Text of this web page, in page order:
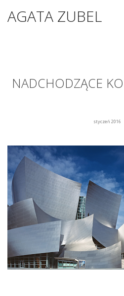
AGATA ZUBEL
NADCHODZĄCE
styczeń 2016